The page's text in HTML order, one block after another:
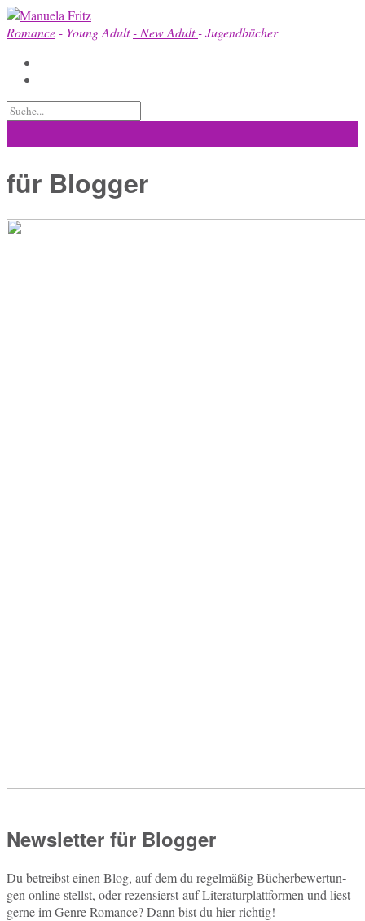
Skip
to
Romance- Young Adult- New Adult- Jugendbücher
für Blogger
Newsletter für Blogger
Du be­treibst einen Blog, auf dem du re­gel­mä­ßig Bü­cher­be­wer­tun­
gen online stellst, oder re­zen­sierst auf Li­te­ra­tur­platt­for­men und liest
gerne im Genre Ro­mance? Dann bist du hier richtig!